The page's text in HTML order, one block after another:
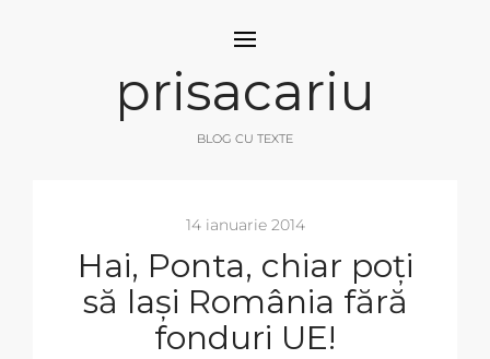
prisacariu
BLOG CU TEXTE
14 ianuarie 2014
Hai, Ponta, chiar poți
să lași România fără
fonduri UE!